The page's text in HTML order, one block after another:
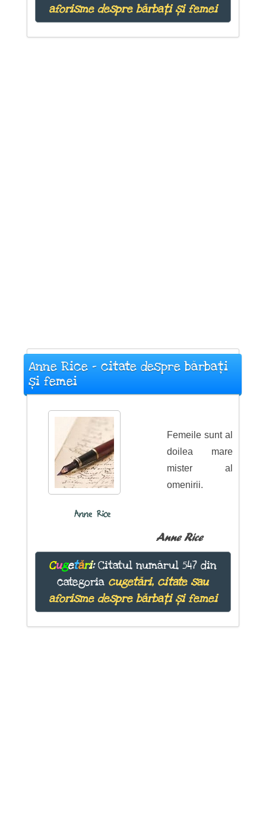
aforisme despre bărbați și femei
Anne Rice - citate despre bărbați
și femei
Anne Rice
Femeile sunt al
doilea mare
mister al
omenirii.
Anne Rice
Cugetări:Citatul numărul 547 din
categoria cugetări, citate sau
aforisme despre bărbați și femei